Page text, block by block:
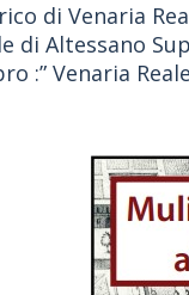
di Venaria
di Altessano
:” Venaria